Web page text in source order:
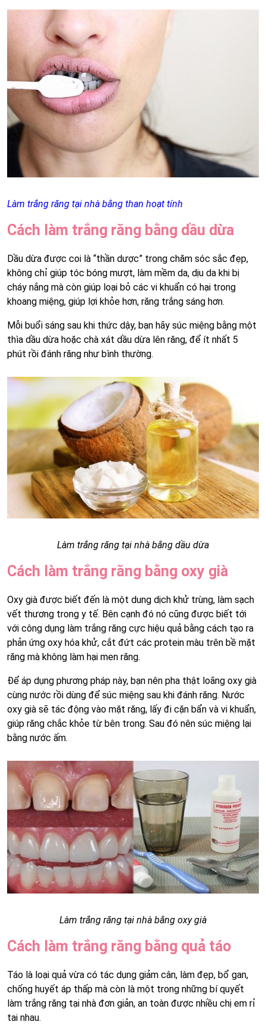
Làm trắng răng tại nhà bằng than hoạt tính
Cách làm trắng răng bằng dầu dừa
Dầu dừa được coi là “thần dược” trong chăm sóc sắc đẹp,
không chỉ giúp tóc bóng mượt, làm mềm da, dịu da khi bị
cháy nắng mà còn giúp loại bỏ các vi khuẩn có hại trong
khoang miệng, giúp lợi khỏe hơn, răng trắng sáng hơn.
Mỗi buổi sáng sau khi thức dậy, bạn hãy súc miệng bằng một
thìa dầu dừa hoặc chà xát dầu dừa lên răng, để ít nhất 5
phút rồi đánh răng như bình thường.
Làm trắng răng tại nhà bằng dầu dừa
Cách làm trắng răng bằng oxy già
Oxy già được biết đến là một dung dịch khử trùng, làm sạch
vết thương trong y tế. Bên cạnh đó nó cũng được biết tới
với công dụng làm trắng răng cực hiệu quả bằng cách tạo ra
phản ứng oxy hóa khử, cắt đứt các protein màu trên bề mặt
răng mà không làm hại men răng.
Để áp dụng phương pháp này, bạn nên pha thật loãng oxy già
cùng nước rồi dùng để súc miệng sau khi đánh răng. Nước
oxy già sẽ tác động vào mặt răng, lấy đi cặn bẩn và vi khuẩn,
giúp răng chắc khỏe từ bên trong. Sau đó nên súc miệng lại
bằng nước ấm.
Làm trắng răng tại nhà bằng oxy già
Cách làm trắng răng bằng quả táo
Táo là loại quả vừa có tác dụng giảm cân, làm đẹp, bổ gan,
chống huyết áp thấp mà còn là một trong những bí quyết
làm trắng răng tại nhà đơn giản, an toàn được nhiều chị em rỉ
tai nhau.